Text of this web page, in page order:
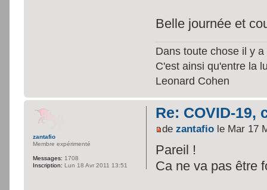
Belle journée et
Dans toute chose il y
C'est ainsi qu'entre la
Leonard Cohen
Re: COVID-19,
dezantafio le Mar 17
Pareil !
Ca ne va pas être
zantafio
Membre expérimenté
Messages: 1708
Inscription: Lun 18 Avr 2011 13:51